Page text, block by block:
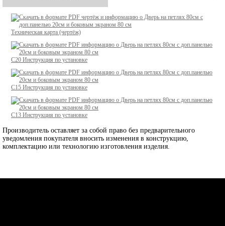
Техническая карта (чертёж)
C20 Инструкция по установке
C15 Инструкция по установке
C13 Инструкция по установке
Производитель оставляет за собой право без предварительного
уведомления покупателя вносить изменения в конструкцию,
комплектацию или технологию изготовления изделия.